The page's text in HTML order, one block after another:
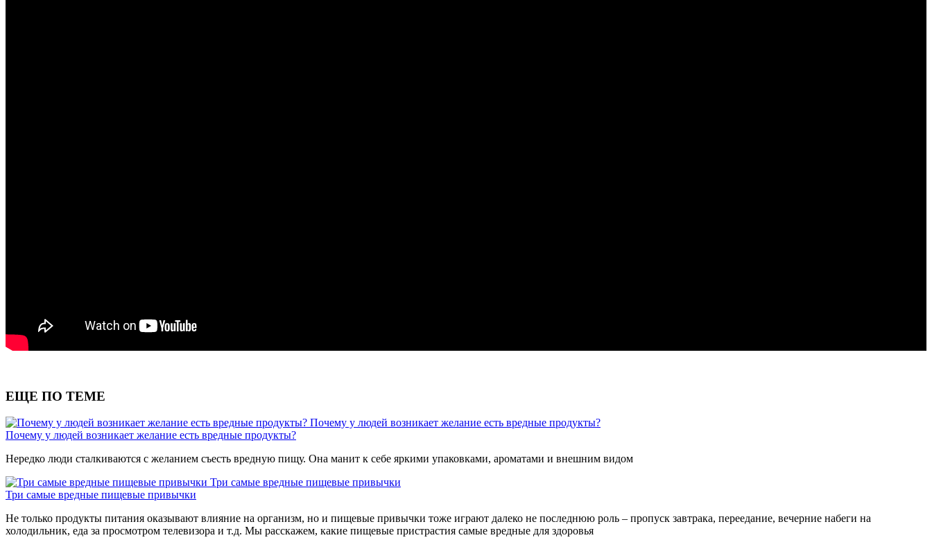
ЕЩЕ ПО ТЕМЕ
Почему у людей возникает желание есть вредные продукты?
Почему у людей возникает желание есть вредные продукты?
Нередко люди сталкиваются с желанием съесть вредную пищу. Она манит к себе яркими упаковками, ароматами и внешним видом
Три самые вредные пищевые привычки
Три самые вредные пищевые привычки
Не только продукты питания оказывают влияние на организм, но и пищевые привычки тоже играют далеко не последнюю роль – пропуск завтрака, переедание, вечерние набеги на
холодильник, еда за просмотром телевизора и т.д. Мы расскажем, какие пищевые пристрастия самые вредные для здоровья